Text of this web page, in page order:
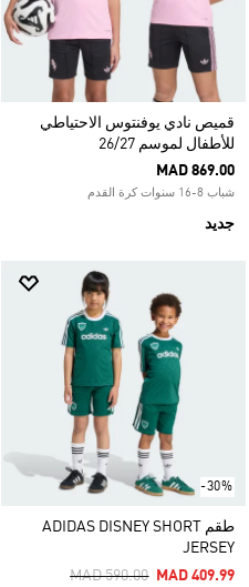
قميص نادي يوفنتوس الاحتياطي
للأطفال لموسم 26/27
MAD 869.00
شباب 8-16 سنوات كرة القدم
جديد
-30%
طقم ADIDAS DISNEY SHORT
JERSEY
Price Reduced From
MAD 590.00ToMAD 409.99